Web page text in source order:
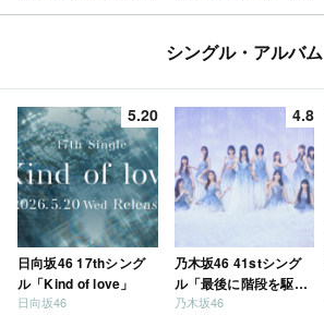
シングル・アルバム
5.20
日向坂46 17thシング
ル「Kind of love」
日向坂46
4.8
乃木坂46 41stシング
ル「最後に階段を駆け
上がったのはいつ
乃木坂46